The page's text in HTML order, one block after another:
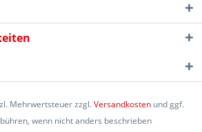
Mehrwertsteuer zzgl.Versandkosten und ggf.
wenn nicht anders beschrieben